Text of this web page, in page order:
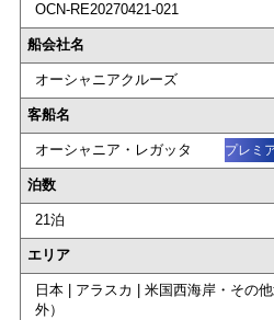
OCN-RE20270421-021
船会社名
オーシャニアクルーズ
客船名
オーシャニア・レガッタ プレミ
泊数
21泊
エリア
日本 | アラスカ | 米国西海岸・その
外）